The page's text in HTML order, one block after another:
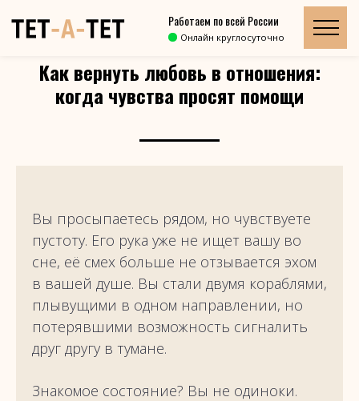
Работаем по всей России
Онлайн круглосуточно
Главная Блог »
Как вернуть любовь в отношения: когда чувства просят помощи
Как вернуть любовь в отношения:
когда чувства просят помощи
Вы просыпаетесь рядом, но чувствуете
пустоту. Его рука уже не ищет вашу во
сне, её смех больше не отзывается эхом
в вашей душе. Вы стали двумя кораблями,
плывущими в одном направлении, но
потерявшими возможность сигналить
друг другу в тумане.
Знакомое состояние? Вы не одиноки.